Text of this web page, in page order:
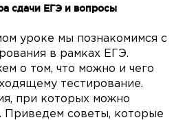
сдачи ЕГЭ и вопросы
уроке мы познакомимся с
в рамках ЕГЭ.
о том, что можно и чего
тестирование.
при которых можно
Приведем советы, которые